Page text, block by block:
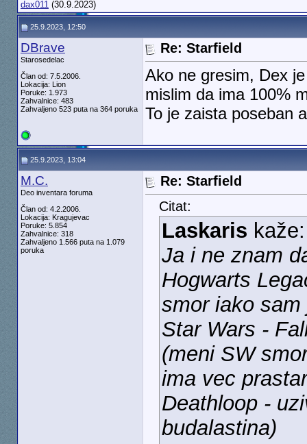
dax011(30.9.2023)
25.9.2023, 12:50
DBrave
Starosedelac
Član od: 7.5.2006.
Lokacija: Lion
Poruke: 1.973
Zahvalnice: 483
Zahvaljeno 523 puta na 364 poruka
Re: Starfield
Ako ne gresim, Dex
mislim da ima 100%
To je zaista poseban
25.9.2023, 13:04
M.C.
Deo inventara foruma
Član od: 4.2.2006.
Lokacija: Kragujevac
Poruke: 5.854
Zahvalnice: 318
Zahvaljeno 1.566 puta na 1.079
poruka
Re: Starfield
Citat:
Laskaris
Ja i ne znam
Hogwarts
smor iako
Star Wars -
(meni SW
ima vec
Deathloop -
budalastina)